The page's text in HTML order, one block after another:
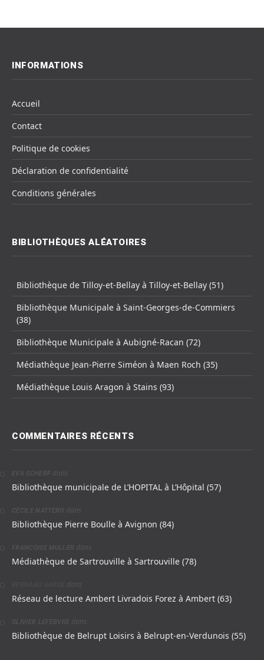
INFORMATIONS
Accueil
Contact
Politique de cookies
Déclaration de confidentialité
Conditions générales
BIBLIOTHÈQUES ALÉATOIRES
Bibliothèque de Tilloy-et-Bellay à Tilloy-et-Bellay (51)
Bibliothèque Municipale à Saint-Georges-de-Commiers
(38)
Bibliothèque Municipale à Aubigné-Racan (72)
Médiathèque Jean-Pierre Siméon à Maen Roch (35)
Médiathèque Louis Aragon à Stains (93)
COMMENTAIRES RÉCENTS
EVA SCHERF dans
Bibliothèque municipale de L’HOPITAL à L’Hôpital (57)
CÉCILE NATTERO dans
Bibliothèque Pierre Boulle à Avignon (84)
FRANCOISE MULLER dans
Médiathèque de Sartrouville à Sartrouville (78)
dans
Réseau de lecture Ambert Livradois Forez à Ambert (63)
OLIVIER LEFEBVRE dans
Bibliothèque de Belrupt Loisirs à Belrupt-en-Verdunois (55)